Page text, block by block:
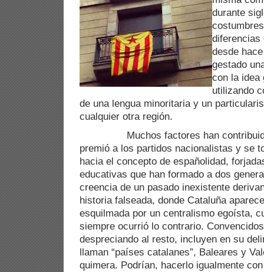
durante
diferencias
desde
gestado
con la idea
utilizando
de una lengua minoritaria y un
cualquier otra región.
Muchos factores han contribuido
premió a los partidos nacionalistas y se
hacia el concepto de españolidad,
educativas que han formado a dos
creencia de un pasado inexistente
historia falseada, donde Cataluña
esquilmada por un centralismo egoísta,
siempre ocurrió lo contrario.
despreciando al resto, incluyen en su
llaman “países catalanes”, Baleares y
quimera. Podrían, hacerlo igualmente